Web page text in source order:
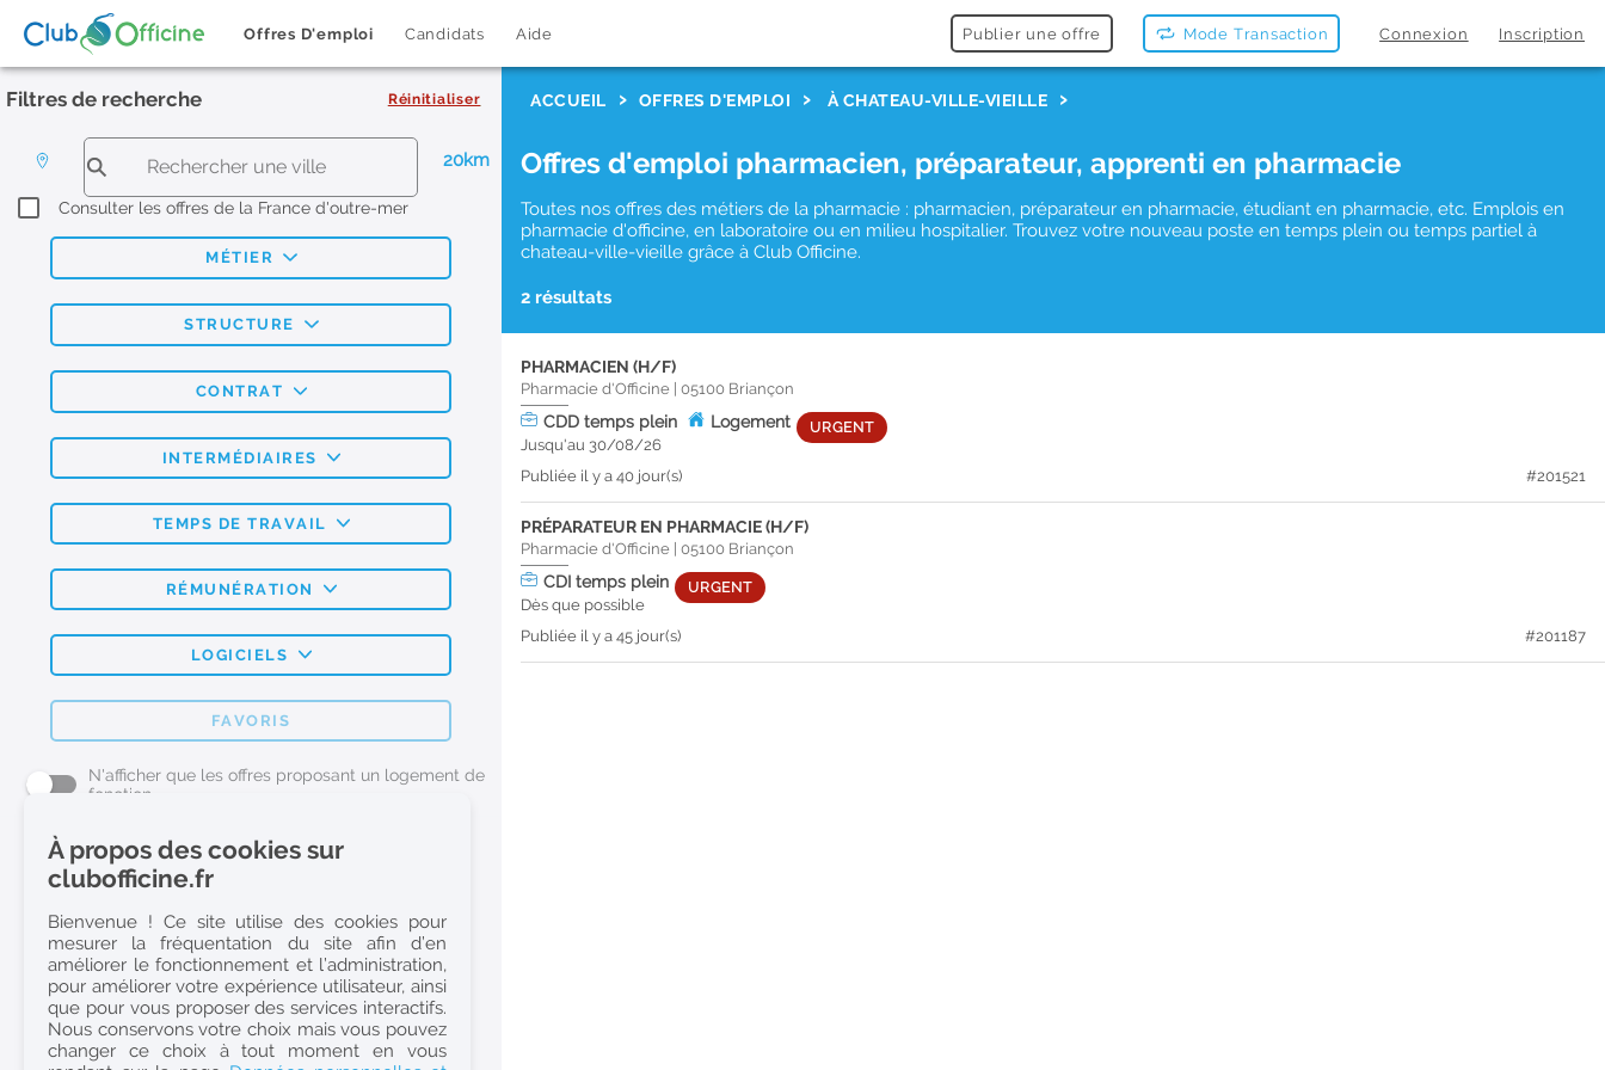
Offres D'emploi Candidats Aide Publier une offre Mode Transaction Connexion Inscription
Filtres de recherche Réinitialiser
20km
Consulter les offres de la France d'outre-mer
MÉTIER
STRUCTURE
CONTRAT
INTERMÉDIAIRES
TEMPS DE TRAVAIL
RÉMUNÉRATION
LOGICIELS
FAVORIS
N'afficher que les offres proposant un logement de
fonction
L'emploi Pharmacie par métier
Pharmacien (H/F)
Préparateur en Pharmacie (H/F)
Etudiant en Pharmacie (H/F)
Etudiant en Pharmacie 6e année validée (H/F)
Conseiller Dermo Cosmetique - Esthéticienne (H/F)
ACCUEIL OFFRES D'EMPLOI À CHATEAU-VILLE-VIEILLE
Offres d'emploi pharmacien, préparateur, apprenti en pharmacie
Toutes nos offres des métiers de la pharmacie : pharmacien, préparateur en pharmacie, étudiant en pharmacie, etc. Emplois en
pharmacie d'officine, en laboratoire ou en milieu hospitalier. Trouvez votre nouveau poste en temps plein ou temps partiel à
chateau-ville-vieille grâce à Club Officine.
2 résultats
PHARMACIEN (H/F)
Pharmacie d'Officine |05100 Briançon
CDDtemps plein Logement
Jusqu'au 30/08/26
URGENT
Publiée il y a 40 jour(s) #201521
PRÉPARATEUR EN PHARMACIE (H/F)
Pharmacie d'Officine |05100 Briançon
CDItemps plein
Dès que possible
URGENT
Publiée il y a 45 jour(s) #201187
À propos des cookies sur
clubofficine.fr
Bienvenue ! Ce site utilise des cookies pour
mesurer la fréquentation du site afin d’en
améliorer le fonctionnement et l’administration,
pour améliorer votre expérience utilisateur, ainsi
que pour vous proposer des services interactifs.
Nous conservons votre choix mais vous pouvez
changer ce choix à tout moment en vous